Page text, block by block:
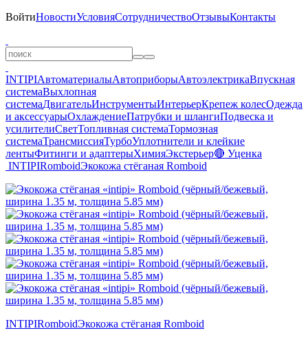
ВойтиНовостиУсловияСотрудничествоОтзывыКонтакты
INTIPIАвтоматериалыАвтоприборыАвтоэлектрикаВпускная
системаВыхлопная
системаДвигательИнструментыИнтерьерКрепеж колесОдежда
и аксессуарыОхлаждениеПатрубки и шлангиПодвеска и
усилителиСветТопливная системаТормозная
системаТрансмиссияТурбоУплотнители и клейкие
лентыФитинги и адаптерыХимияЭкстерьер🔴 Уценка
INTIPIRomboidЭкокожа стёганая Romboid
INTIPIRomboidЭкокожа стёганая Romboid